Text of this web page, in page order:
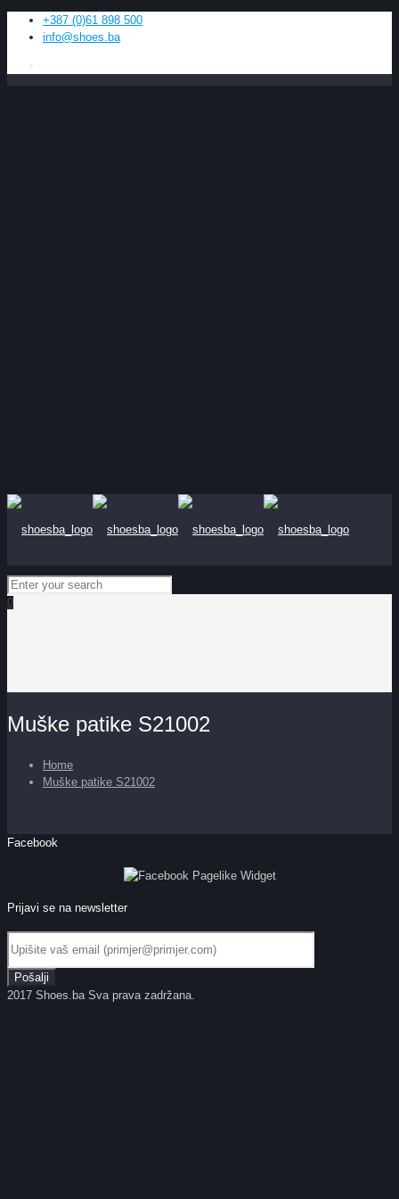
+387 (0)61 898 500
info@shoes.ba
0
Muške patike S21002
Home
Muške patike S21002
Facebook
Prijavi se na newsletter
2017 Shoes.ba Sva prava zadržana.